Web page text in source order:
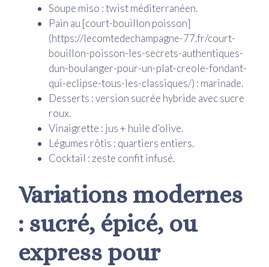
Soupe miso : twist méditerranéen.
Pain au [court-bouillon poisson]
(https://lecomtedechampagne-77.fr/court-
bouillon-poisson-les-secrets-authentiques-
dun-boulanger-pour-un-plat-creole-fondant-
qui-eclipse-tous-les-classiques/) : marinade.
Desserts : version sucrée hybride avec sucre
roux.
Vinaigrette : jus + huile d’olive.
Légumes rôtis : quartiers entiers.
Cocktail : zeste confit infusé.
Variations modernes
: sucré, épicé, ou
express pour